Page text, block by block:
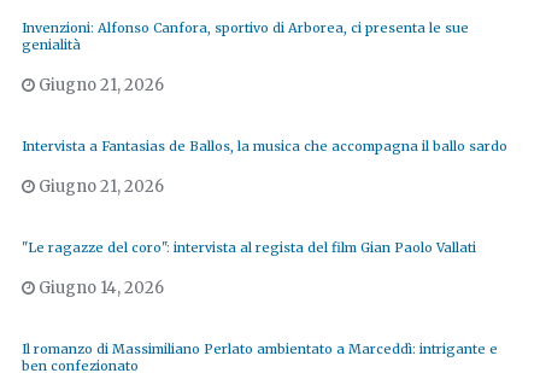
Invenzioni: Alfonso Canfora, sportivo di Arborea, ci presenta le sue
genialità
Giugno 21, 2026
Intervista a Fantasias de Ballos, la musica che accompagna il ballo sardo
Giugno 21, 2026
"Le ragazze del coro": intervista al regista del film Gian Paolo Vallati
Giugno 14, 2026
Il romanzo di Massimiliano Perlato ambientato a Marceddì: intrigante e
ben confezionato